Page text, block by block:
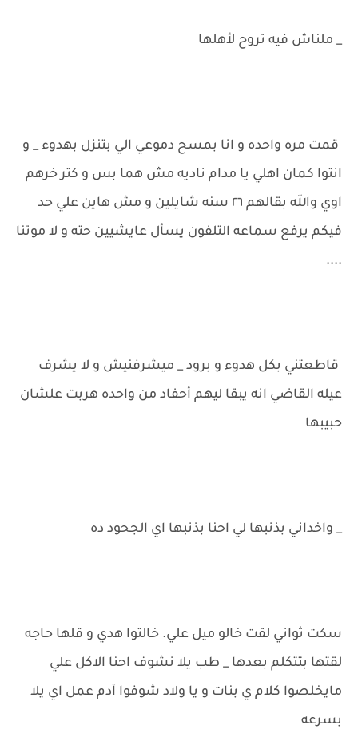
_ ملناش فيه تروح لأهلها
قمت مره واحده و انا بمسح دموعي الي بتنزل بهدوء _ و
انتوا كمان اهلي يا مدام ناديه مش هما بس و كتر خرهم
اوي والله بقالهم ٢٦ سنه شايلين و مش هاين علي حد
فيكم يرفع سماعه التلفون يسأل عايشيين حته و لا موتنا
....
قاطعتني بكل هدوء و برود _ ميشرفنيش و لا يشرف
عيله القاضي انه يبقا ليهم أحفاد من واحده هربت علشان
حبيبها
_ واخداني بذنبها لي احنا بذنبها اي الجحود ده
سكت ثواني لقت خالو ميل علي. خالتوا هدي و قلها حاجه
لقتها بتتكلم بعدها _ طب يلا نشوف احنا الاكل علي
مايخلصوا كلام ي بنات و يا ولاد شوفوا آدم عمل اي يلا
بسرعه